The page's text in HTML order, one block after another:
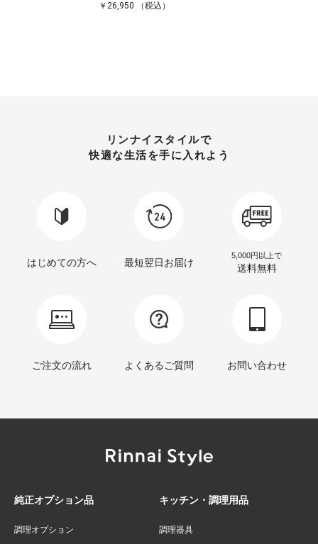
￥26,950 （税込）
リンナイスタイルで
快適な生活を手に入れよう
はじめての方へ 最短翌日お届け
5,000円以上で
送料無料
ご注文の流れ よくあるご質問 お問い合わせ
純正オプション品
調理オプション
キッチン・調理用品
調理器具